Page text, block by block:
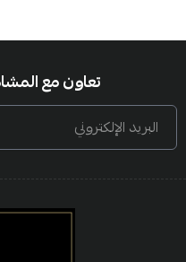
تعاون مع
البريد الإلكتروني